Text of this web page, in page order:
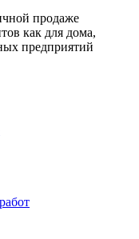
продаже
как для дома,
предприятий